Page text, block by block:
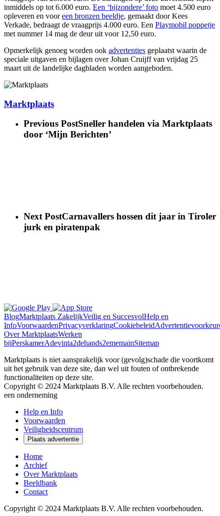
inmiddels op tot 6.000 euro. Een ‘bijzondere’ foto moet 4.500 euro
opleveren en vooreen bronzen beeldje, gemaakt door Kees
Verkade, bedraagt de vraagprijs 4.000 euro. Een Playmobil poppetje
met nummer 14 mag de deur uit voor 12,50 euro.
Opmerkelijk genoeg worden ook advertenties geplaatst waarin de
speciale uitgaven en bijlagen over Johan Cruijff van vrijdag 25
maart uit de landelijke dagbladen worden aangeboden.
Marktplaats
Previous PostSneller handelen via Marktplaats
door ‘Mijn Berichten’
Next PostCarnavallers hossen dit jaar in Tiroler
jurk en piratenpak
BlogMarktplaats ZakelijkVeilig en SuccesvolHelp en
InfoVoorwaardenPrivacyverklaringCookiebeleid
Over MarktplaatsWerken
bijPerskamerAdevinta2dehands2ememainSitemap
Marktplaats is niet aansprakelijk voor (gevolg)schade die voortkomt
uit het gebruik van deze site, dan wel uit fouten of ontbrekende
functionaliteiten op deze site.
Copyright © 2024 Marktplaats B.V. Alle rechten voorbehouden.
een onderneming
Help en Info
Voorwaarden
Veiligheidscentrum
Plaats advertentie
Home
Archief
Over Marktplaats
Beeldbank
Contact
Copyright © 2024 Marktplaats B.V. Alle rechten voorbehouden.